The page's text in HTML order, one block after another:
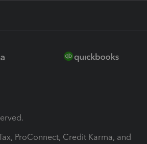
ProConnect, Credit Karma, and